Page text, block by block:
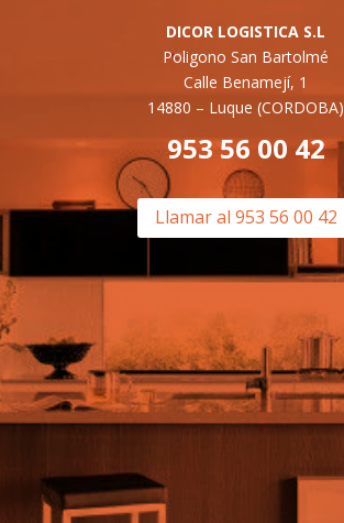
DICOR LOGISTICA S.L
Poligono San Bartolmé
Calle Benamejí, 1
14880 – Luque (CORDOBA)
953 56 00 42
Llamar al 953 56 00 42